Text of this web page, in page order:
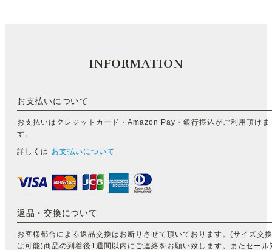
INFORMATION
お支払いについて
お支払いはクレジットカード・Amazon Pay・銀行振込がご利用頂けま
す。
詳しくは お支払いについて
返品・交換について
お客様都合による返品交換はお断りさせて頂いております。(サイズ交換
は可能)商品の到着後1週間以内にご連絡をお願い致します。またセール